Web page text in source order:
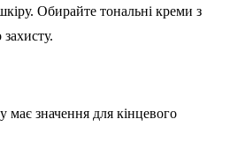
Обирайте тональні креми з
має значення для кінцевого